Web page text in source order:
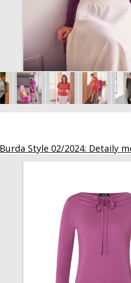
Burda Style 02/2024: Detaily